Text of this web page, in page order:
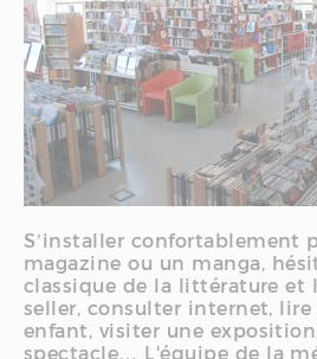
S’installer confortablement
magazine ou un manga,
classique de la littérature et
seller, consulter internet,
enfant, visiter une
spectacle… L'équipe de la